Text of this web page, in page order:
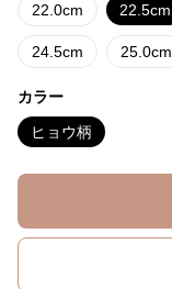
22.0cm 22.5cm
24.5cm 25.0cm
カラー
ヒョウ柄